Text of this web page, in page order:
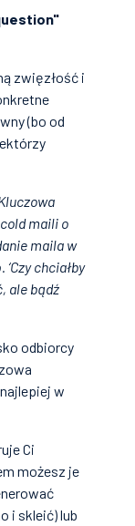
zwięzłość i
(bo od
maili o
maila w
chciałby
ale bądź
odbiorcy
w
Ci
możesz je
i skleić) lub